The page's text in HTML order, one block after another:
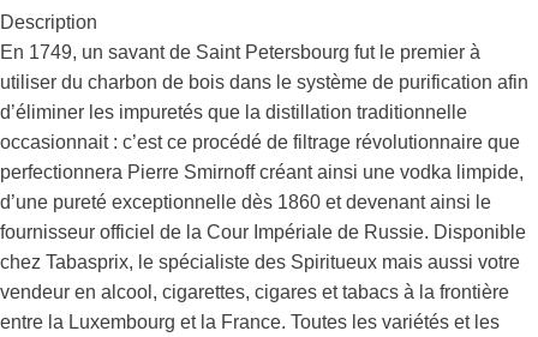
Description
En 1749, un savant de Saint Petersbourg fut le premier à
utiliser du charbon de bois dans le système de purification afin
d’éliminer les impuretés que la distillation traditionnelle
occasionnait : c’est ce procédé de filtrage révolutionnaire que
perfectionnera Pierre Smirnoff créant ainsi une vodka limpide,
d’une pureté exceptionnelle dès 1860 et devenant ainsi le
fournisseur officiel de la Cour Impériale de Russie. Disponible
chez Tabasprix, le spécialiste des Spiritueux mais aussi votre
vendeur en alcool, cigarettes, cigares et tabacs à la frontière
entre la Luxembourg et la France. Toutes les variétés et les